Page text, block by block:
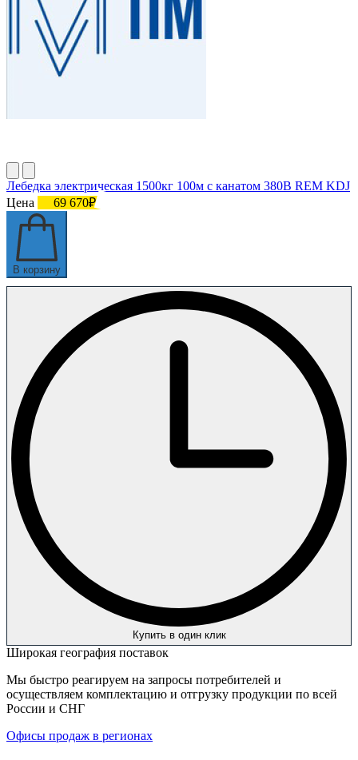
Лебедка электрическая 1500кг 100м с канатом 380В REM KDJ
Цена
69 670₽
В корзину
Купить в один клик
Широкая география поставок
Мы быстро реагируем на запросы потребителей и
осуществляем комплектацию и отгрузку продукции по всей
России и СНГ
Офисы продаж в регионах